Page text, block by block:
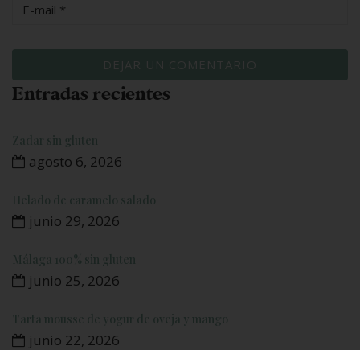
Entradas recientes
Zadar sin gluten
agosto 6, 2026
Helado de caramelo salado
junio 29, 2026
Málaga 100% sin gluten
junio 25, 2026
Tarta mousse de yogur de oveja y mango
junio 22, 2026